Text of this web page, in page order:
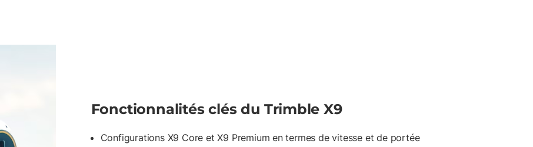
Fonctionnalités clés du Trimble X9
Configurations X9 Core et X9 Premium en termes de vitesse et de portée